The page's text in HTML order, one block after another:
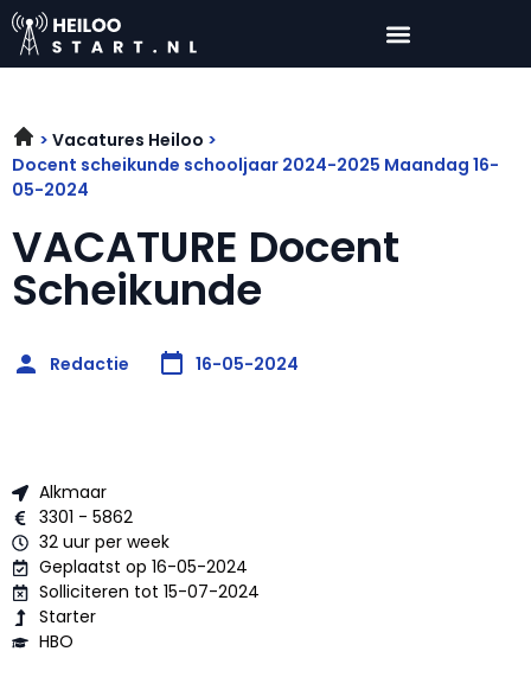
Vacatures Heiloo
Docent scheikunde schooljaar 2024-2025 Maandag 16-
05-2024
VACATURE Docent
Scheikunde
Redactie 16-05-2024
Alkmaar
3301 - 5862
32 uur per week
Geplaatst op 16-05-2024
Solliciteren tot 15-07-2024
Starter
HBO